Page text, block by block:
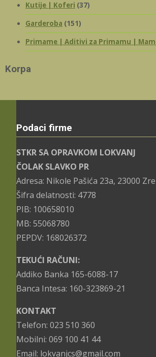
Kutije | Koferi (37)
Garderoba (151)
Primame | Aditivi za Primamu |
Korpa
Podaci firme
STKR SA OPRAVKOM LOKVANJ
ČOLAK SLAVKO PR
Adresa: Nikole Pašića 23a, 23000
Šifra delatnosti: 4778
PIB: 100658010
MB: 55068780
PEPDV: 168026372
TEKUĆI RAČUNI:
Addiko Banka 165-6088-17
Banca Intesa: 160-323869-21
KONTAKT
Telefon: 023 510 360
Mobilni: 069 100 41 44
Email: lokvanjcs@gmail.com